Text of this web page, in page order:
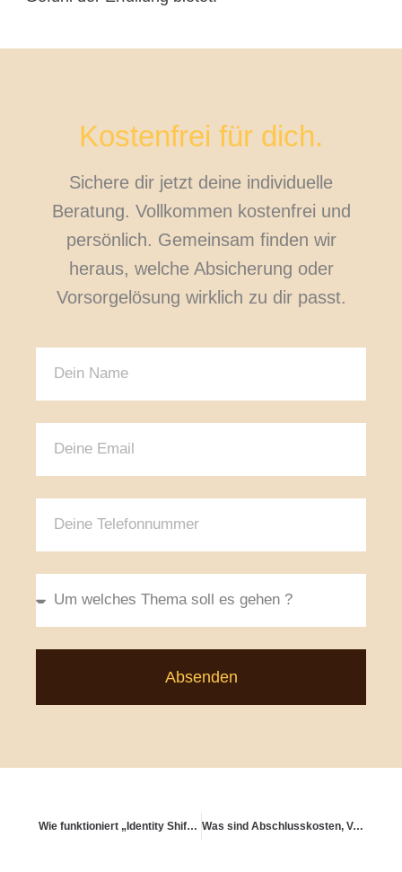
Kostenfrei für dich.
Sichere dir jetzt deine individuelle
Beratung. Vollkommen kostenfrei und
persönlich. Gemeinsam finden wir
heraus, welche Absicherung oder
Vorsorgelösung wirklich zu dir passt.
Absenden
Wie funktioniert „Identity Shifting“ in der Altersvorsorgeplanung? Was sind Abschlusskosten, Verwaltungskosten, Rückvergütungen etc.?